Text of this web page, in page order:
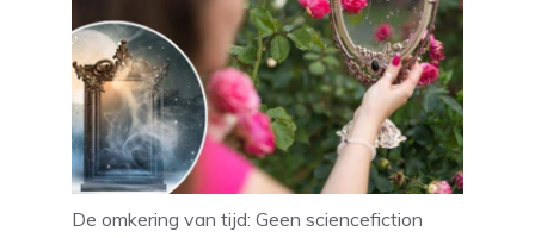
De omkering van tijd: Geen sciencefiction